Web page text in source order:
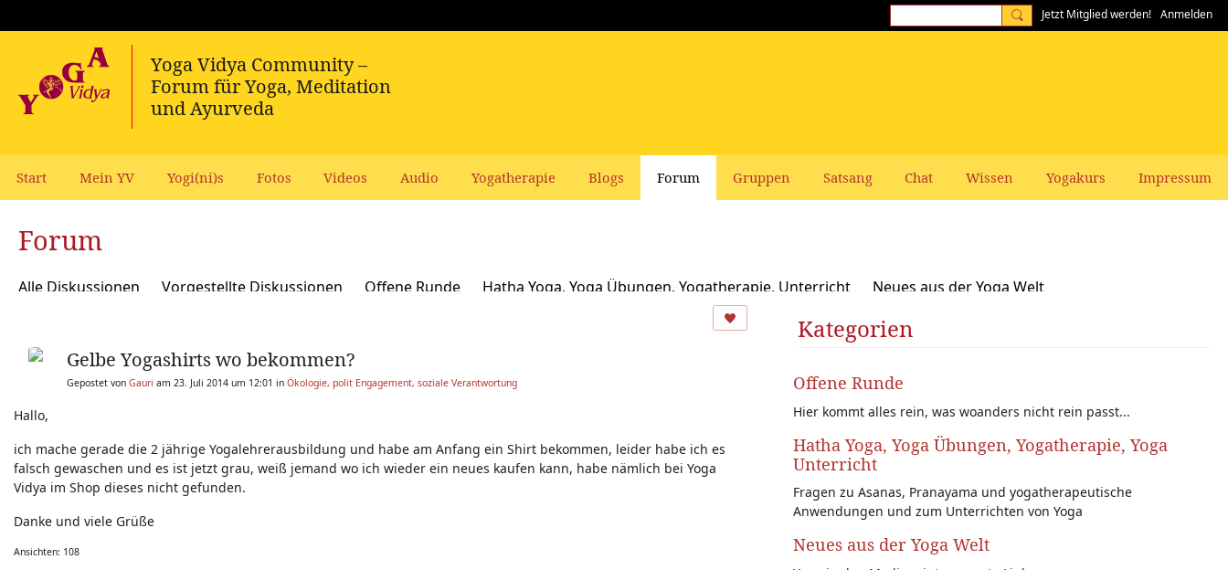
Jetzt Mitglied werden! Anmelden
Start Mein YV Yogi(ni)s Fotos Videos Audio Yogatherapie Blogs Forum Gruppen Satsang Chat Wissen Yogakurs Impressum
Forum
Alle Diskussionen Vorgestellte Diskussionen Offene Runde Hatha Yoga, Yoga Übungen, Yogatherapie, Unterricht
Neues aus der Yoga Welt
Schamanismus, Naturspiritualität und Yoga Frauen-Themen
Yoga Psychologie und Psychologische Yogatherapie
Gelbe Yogashirts wo bekommen?
Gepostet von Gauri am 23. Juli 2014 um 12:01 in Ökologie, polit Engagement, soziale Verantwortung
Hallo,
ich mache gerade die 2 jährige Yogalehrerausbildung und habe am Anfang ein Shirt bekommen, leider habe ich es
falsch gewaschen und es ist jetzt grau, weiß jemand wo ich wieder ein neues kaufen kann, habe nämlich bei Yoga
Vidya im Shop dieses nicht gefunden.
Danke und viele Grüße
Ansichten: 108
Kategorien
Offene Runde
Hier kommt alles rein, was woanders nicht rein passt...
Hatha Yoga, Yoga Übungen, Yogatherapie, Yoga
Unterricht
Fragen zu Asanas, Pranayama und yogatherapeutische
Anwendungen und zum Unterrichten von Yoga
Neues aus der Yoga Welt